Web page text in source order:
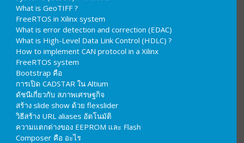
What is GeoTIFF ?
FreeRTOS in Xilinx system
What is error detection and correction (EDAC)
What is High-Level Data Link Control (HDLC) ?
How to implement CAN protocol in a Xilinx
FreeRTOS system
Bootstrap คือ
การเปิด CADSTAR ใน Altium
ดัชนีเกี่ยวกับ สภาพเศรษฐกิจ
สร้าง slide show ด้วย flexslider
วิธีสร้าง URL aliases อัตโนมัติ
ความแตกต่างของ EEPROM และ Flash
Composer คือ อะไร